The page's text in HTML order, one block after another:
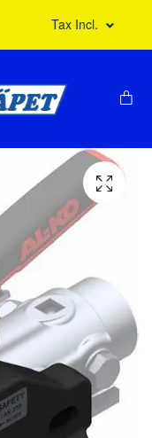
Tax Incl.